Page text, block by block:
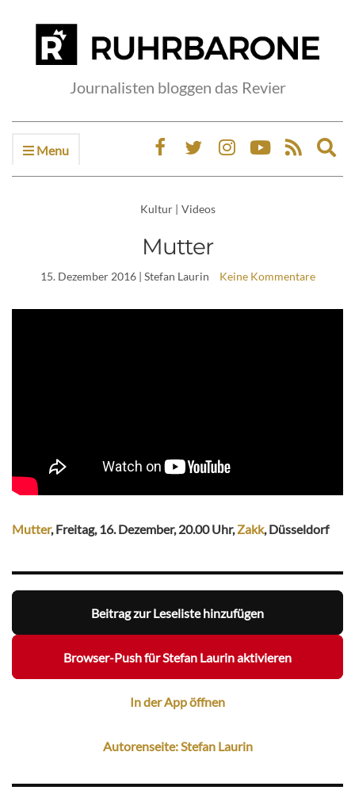
Journalisten bloggen das Revier
Menu
Kultur | Videos
Mutter
15. Dezember 2016| Stefan Laurin Keine Kommentare
Mutter, Freitag, 16. Dezember, 20.00 Uhr,Zakk, Düsseldorf
Beitrag zur Leseliste hinzufügen
Browser-Push für Stefan Laurin aktivieren
In der App öffnen
Autorenseite: Stefan Laurin